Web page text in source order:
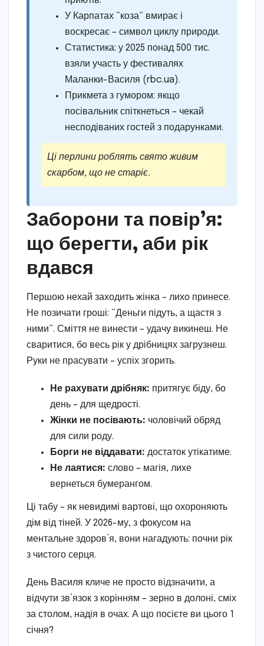
У Карпатах “коза” вмирає і
воскресає – символ циклу природи.
Статистика: у 2025 понад 500 тис.
взяли участь у фестивалях
Маланки-Василя (rbc.ua).
Прикмета з гумором: якщо
посівальник спіткнеться – чекай
несподіваних гостей з подарунками.
Ці перлини роблять свято живим
скарбом, що не старіє.
Заборони та повір’я:
що берегти, аби рік
вдався
Першою нехай заходить жінка – лихо принесе.
Не позичати гроші: “Деньги підуть, а щастя з
ними”. Сміття не винести – удачу викинеш. Не
сваритися, бо весь рік у дрібницях загрузнеш.
Руки не прасувати – успіх згорить.
Не рахувати дрібняк: притягує біду, бо
день – для щедрості.
Жінки не посівають: чоловічий обряд
для сили роду.
Борги не віддавати: достаток утікатиме.
Не лаятися: слово – магія, лихе
вернеться бумерангом.
Ці табу – як невидимі вартові, що охороняють
дім від тіней. У 2026-му, з фокусом на
ментальне здоров’я, вони нагадують: почни рік
з чистого серця.
День Василя кличе не просто відзначити, а
відчути зв’язок з корінням – зерно в долоні, сміх
за столом, надія в очах. А що посієте ви цього 1
січня?